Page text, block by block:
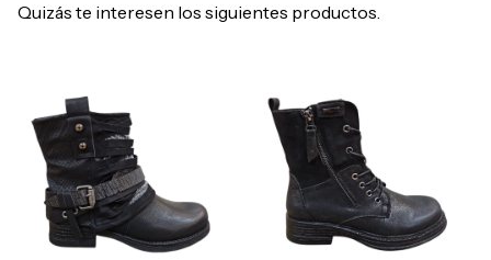
Quizás te interesen los siguientes productos.